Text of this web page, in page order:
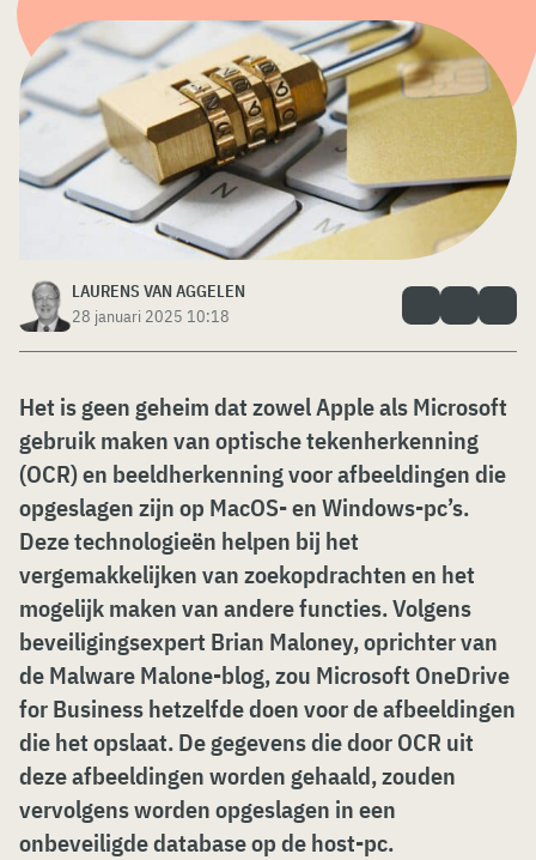
LAURENS VAN AGGELEN
28 januari 2025 10:18
Het is geen geheim dat zowel Apple als Microsoft
gebruik maken van optische tekenherkenning
(OCR) en beeldherkenning voor afbeeldingen die
opgeslagen zijn op MacOS- en Windows-pc’s.
Deze technologieën helpen bij het
vergemakkelijken van zoekopdrachten en het
mogelijk maken van andere functies. Volgens
beveiligingsexpert Brian Maloney, oprichter van
de Malware Malone-blog, zou Microsoft OneDrive
for Business hetzelfde doen voor de afbeeldingen
die het opslaat. De gegevens die door OCR uit
deze afbeeldingen worden gehaald, zouden
vervolgens worden opgeslagen in een
onbeveiligde database op de host-pc.